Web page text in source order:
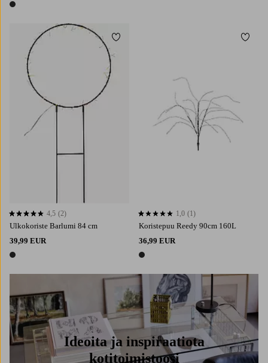
1 väri
Ulkokoriste Barlumi 84 cm
39,99 EUR
1 väri
4,5 perustuen 2 arvosanaan
4,5 (2)
Lisää suosikkeihin
Ideoita ja inspiraatiota
kotitoimistoosi
Koristepuu Reedy 90cm 160L
36,99 EUR
1 väri
1,0 perustuen 1 arvosanaan
1,0 (1)
Lisää